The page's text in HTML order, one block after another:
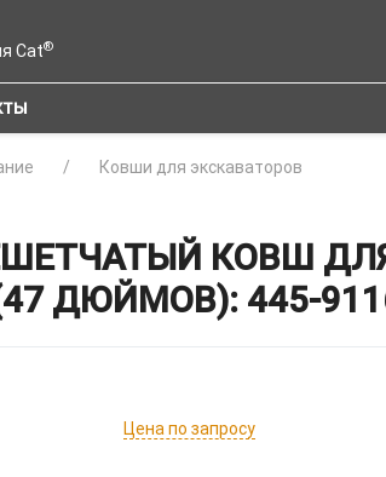
Cat®
Ковши для экскаваторов
КОВШ
ДЮЙМОВ): 445-
Цена по запросу